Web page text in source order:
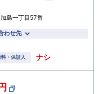
島一丁目57番
わせ先
・保証人 ナシ